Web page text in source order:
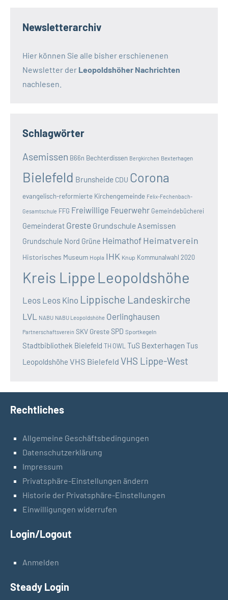
Newsletterarchiv
Hier können Sie alle bisher erschienenen
Newsletter der Leopoldshöher Nachrichten
nachlesen.
Schlagwörter
Asemissen B66n Bechterdissen Bergkirchen Bexterhagen
Bielefeld Brunsheide CDU Corona
evangelisch-reformierte Kirchengemeinde Felix-Fechenbach-
Gesamtschule FFG Freiwillige Feuerwehr Gemeindebücherei
Gemeinderat Greste Grundschule Asemissen
Grundschule Nord Grüne Heimathof Heimatverein
Historisches Museum Hopla IHK Knup Kommunalwahl 2020
Kreis Lippe Leopoldshöhe
Leos Leos Kino Lippische Landeskirche
LVL NABU NABU Leopoldshöhe Oerlinghausen
Partnerschaftsverein SKV GresteSPD Sportkegeln
Stadtbibliothek Bielefeld TH OWL TuS BexterhagenTus
Leopoldshöhe VHS Bielefeld VHS Lippe-West
Rechtliches
Allgemeine Geschäftsbedingungen
Datenschutzerklärung
Impressum
Privatsphäre-Einstellungen ändern
Historie der Privatsphäre-Einstellungen
Einwilligungen widerrufen
Login/Logout
Anmelden
Steady Login